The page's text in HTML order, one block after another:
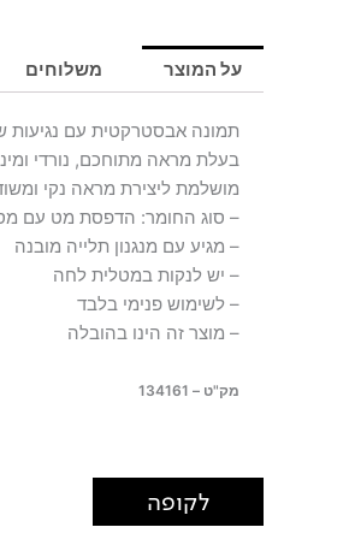
על המוצר משלוחים
תמונה אבסטרקטית עם נגיעות
בעלת מראה מתוחכם, נורדי
מושלמת ליצירת מראה נקי
– סוג החומר: הדפסת מט עם
– מגיע עם מנגנון תלייה מובנה
– יש לנקות במטלית לחה
– לשימוש פנימי בלבד
– מוצר זה הינו בהובלה
מק"ט – 134161
לקופה